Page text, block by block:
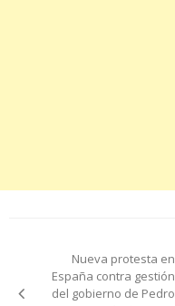
Nueva protesta en
España contra gestión
del gobierno de Pedro